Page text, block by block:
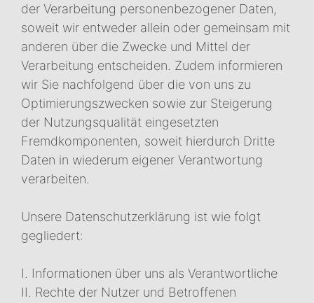
der Verarbeitung personenbezogener Daten,
soweit wir entweder allein oder gemeinsam mit
anderen über die Zwecke und Mittel der
Verarbeitung entscheiden. Zudem informieren
wir Sie nachfolgend über die von uns zu
Optimierungszwecken sowie zur Steigerung
der Nutzungsqualität eingesetzten
Fremdkomponenten, soweit hierdurch Dritte
Daten in wiederum eigener Verantwortung
verarbeiten.
Unsere Datenschutzerklärung ist wie folgt
gegliedert:
I. Informationen über uns als Verantwortliche
II. Rechte der Nutzer und Betroffenen